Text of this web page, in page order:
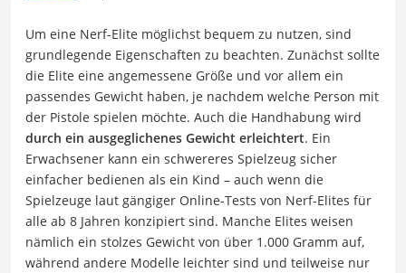
Um eine Nerf-Elite möglichst bequem zu nutzen, sind
grundlegende Eigenschaften zu beachten. Zunächst sollte
die Elite eine angemessene Größe und vor allem ein
passendes Gewicht haben, je nachdem welche Person mit
der Pistole spielen möchte. Auch die Handhabung wird
durch ein ausgeglichenes Gewicht erleichtert. Ein
Erwachsener kann ein schwereres Spielzeug sicher
einfacher bedienen als ein Kind – auch wenn die
Spielzeuge laut gängiger Online-Tests von Nerf-Elites für
alle ab 8 Jahren konzipiert sind. Manche Elites weisen
nämlich ein stolzes Gewicht von über 1.000 Gramm auf,
während andere Modelle leichter sind und teilweise nur